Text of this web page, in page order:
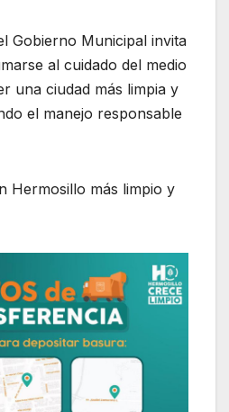
Gobierno Municipal invita
al cuidado del medio
una ciudad más limpia y
el manejo responsable
Hermosillo más limpio y